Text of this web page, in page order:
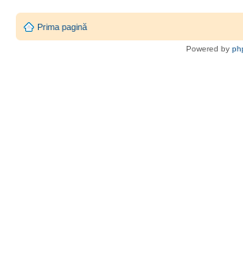
Prima pagină
Powered by